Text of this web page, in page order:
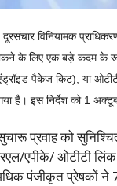
दूरसंचार विनियामक
के लिए एक बड़े कदम के
पैकेज किट), या
है। इस निर्देश को 1
प्रवाह को
एपीके/ ओटीटी
पंजीकृत प्रेषकों ने